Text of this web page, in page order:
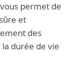
permet de
et
des
durée de vie